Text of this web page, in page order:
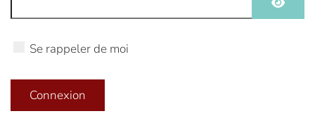
Se rappeler de moi
Connexion